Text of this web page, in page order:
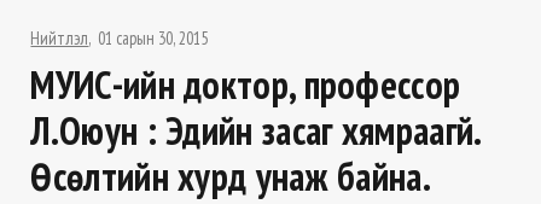
Нийтлэл 01 сарын 30, 2015
МУИС-ийн доктор, профессор
Л.Оюун : Эдийн засаг хямраагүй.
Өсөлтийн хурд унаж байна.